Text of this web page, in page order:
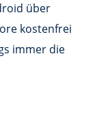
über
kostenfrei
immer die